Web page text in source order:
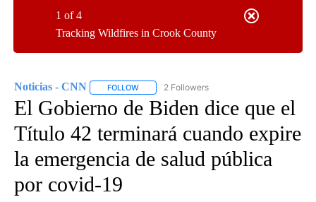
Tracking Wildfires in Crook County
1 of 4
Noticias - CNN FOLLOW FOLLOW "NOTICIAS - CNN" TO RECEIVE
2 Followers
El Gobierno de Biden dice que el
Título 42 terminará cuando expire
la emergencia de salud pública
por covid-19